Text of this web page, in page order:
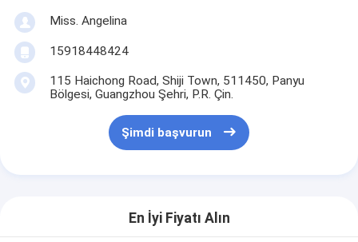
Miss. Angelina
15918448424
115 Haichong Road, Shiji Town, 511450, Panyu
Bölgesi, Guangzhou Şehri, P.R. Çin.
Şimdi başvurun
En İyi Fiyatı Alın